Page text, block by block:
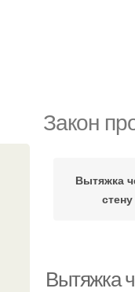
Закон
Вытяжка
стену
Вытяжка